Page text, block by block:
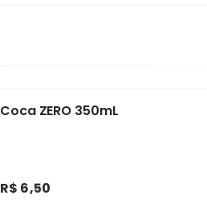
Coca ZERO 350mL
R$ 6,50